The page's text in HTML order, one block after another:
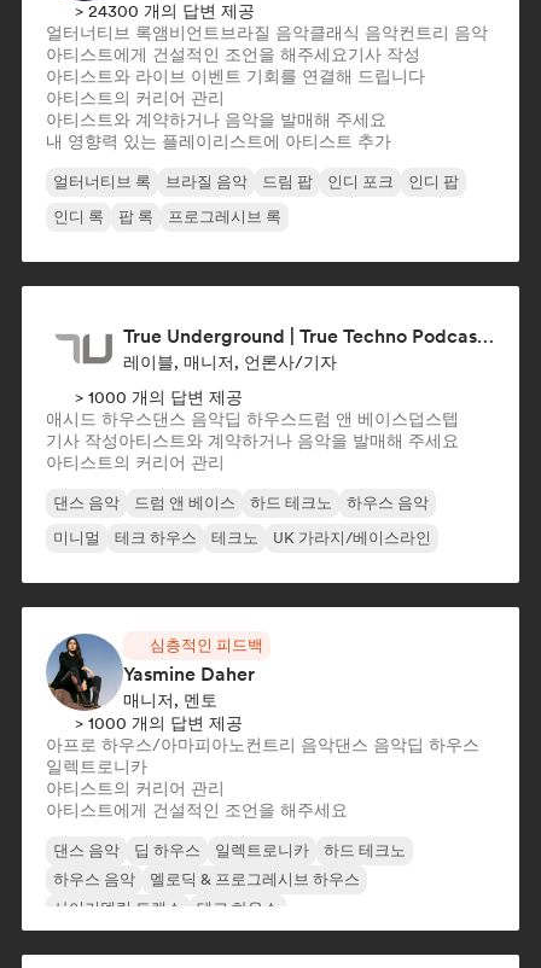
> 24300 개의 답변 제공
얼터너티브 록앰비언트 브라질 음악클래식 음악컨트리 음악
아티스트에게 건설적인 조언을 해주세요기사 작성
아티스트와 라이브 이벤트 기회를 연결해 드립니다
아티스트의 커리어 관리
아티스트와 계약하거나 음악을 발매해 주세요
내 영향력 있는 플레이리스트에 아티스트 추가
얼터너티브 록 브라질 음악 드림 팝 인디 포크
인디 팝
인디 록
팝 록 프로그레시브 록
True Underground | True Techno Podcast | ONE
레이블, 매니저, 언론사/기자
> 1000 개의 답변 제공
애시드 하우스댄스 음악딥 하우스드럼 앤 베이스덥스텝
기사 작성아티스트와 계약하거나 음악을 발매해 주세요
아티스트의 커리어 관리
댄스 음악 드럼 앤 베이스 하드 테크노
하우스 음악
미니멀
테크 하우스 테크노 UK 가라지/베이스라인
심층적인 피드백
Yasmine Daher
매니저, 멘토
> 1000 개의 답변 제공
아프로 하우스/아마피아노컨트리 음악댄스 음악딥 하우스
일렉트로니카
아티스트의 커리어 관리
아티스트에게 건설적인 조언을 해주세요
댄스 음악 딥 하우스 일렉트로니카
하드 테크노
하우스 음악
멜로딕 & 프로그레시브 하우스
사이키델릭 트랜스
테크 하우스